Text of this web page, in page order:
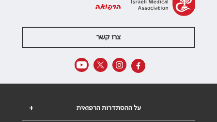
הרפואה
צרו קשר
+ על ההסתדרות הרפואית